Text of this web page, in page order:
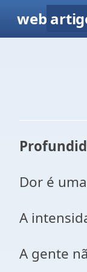
web
Dor é
A
A gente